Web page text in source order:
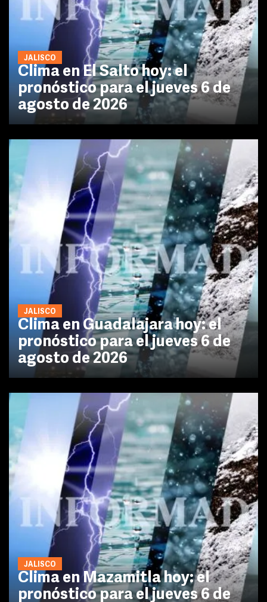
JALISCO
Clima en El Salto hoy: el
pronóstico para el jueves 6 de
agosto de 2026
JALISCO
Clima en Guadalajara hoy: el
pronóstico para el jueves 6 de
agosto de 2026
JALISCO
Clima en Mazamitla hoy: el
pronóstico para el jueves 6 de